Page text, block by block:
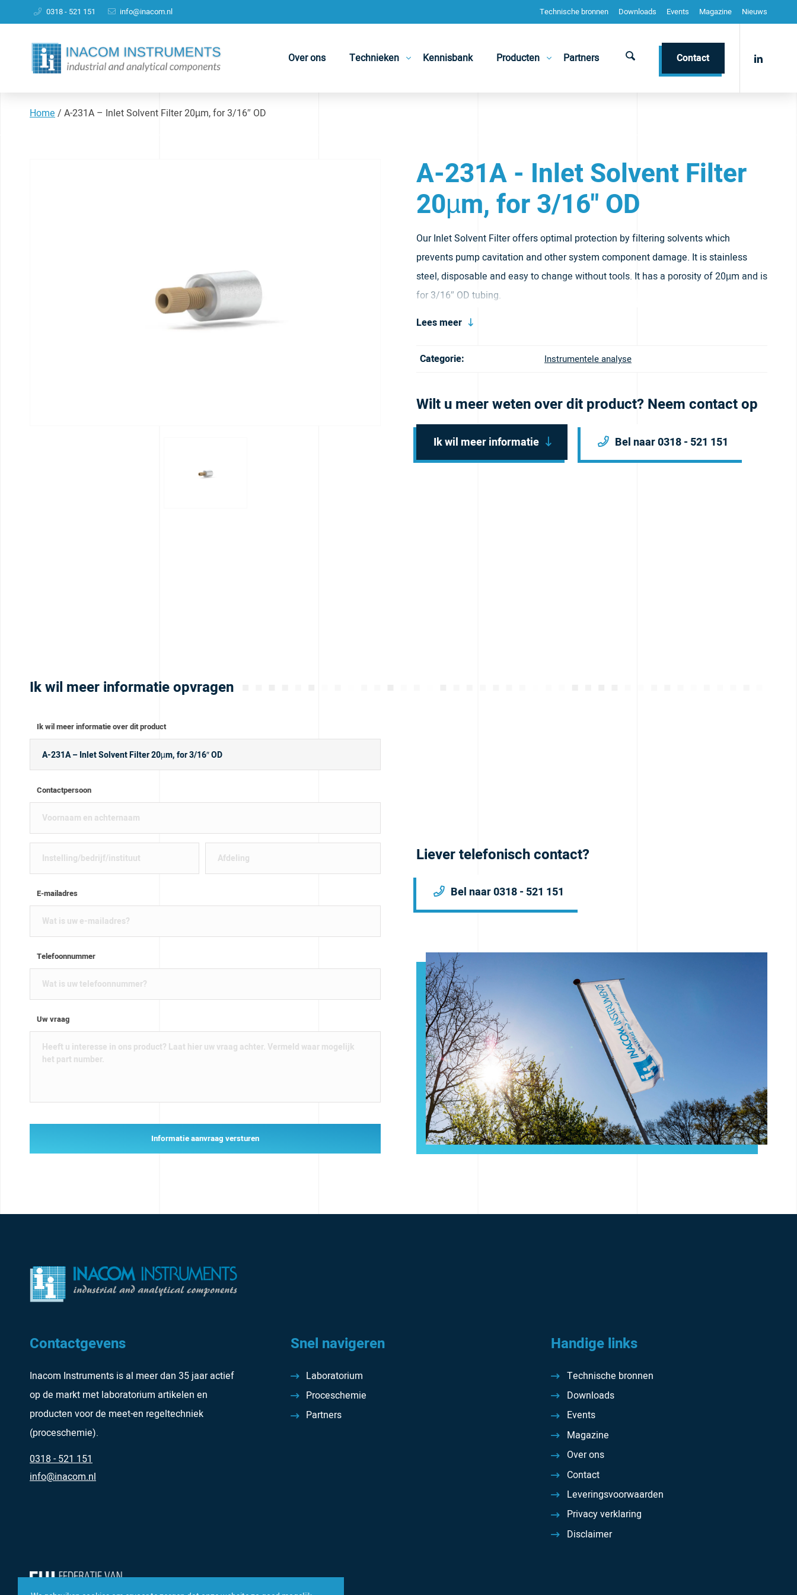
Technische bronnen Downloads Events Magazine Nieuws
0318 - 521 151 info@inacom.nl
Over ons Technieken Kennisbank Producten Partners Contact
Home/ A-231A – Inlet Solvent Filter 20µm, for 3/16″ OD
A-231A - Inlet Solvent Filter
20µm, for 3/16" OD
Our Inlet Solvent Filter offers optimal protection by filtering solvents which
prevents pump cavitation and other system component damage. It is stainless
steel, disposable and easy to change without tools. It has a porosity of 20µm and is
for 3/16″ OD tubing.
Lees meer
Categorie: Instrumentele analyse
Wilt u meer weten over dit product? Neem contact op
Ik wil meer informatie Bel naar 0318 - 521 151
Ik wil meer informatie opvragen
Ik wil meer informatie over dit product
Contactpersoon
E-mailadres
Telefoonnummer
Uw vraag
Informatie aanvraag versturen
Liever telefonisch contact?
Bel naar 0318 - 521 151
Contactgevens
Inacom Instruments is al meer dan 35 jaar actief
op de markt met laboratorium artikelen en
producten voor de meet-en regeltechniek
(proceschemie).
0318 - 521 151
info@inacom.nl
Snel navigeren
Laboratorium
Proceschemie
Partners
Handige links
Technische bronnen
Downloads
Events
Magazine
Over ons
Contact
Leveringsvoorwaarden
Privacy verklaring
Disclaimer